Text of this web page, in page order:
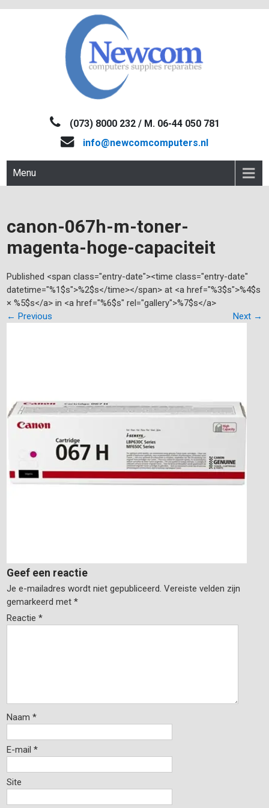
NEWCOM(073) 8000 232 / M. 06-44 050 781
info@newcomcomputers.nl
Menu
canon-067h-m-toner-
magenta-hoge-capaciteit
Published <span class="entry-date"><time class="entry-date"
datetime="%1$s">%2$s</time></span> at <a href="%3$s">%4$s
× %5$s</a> in <a href="%6$s" rel="gallery">%7$s</a>
← Previous Next →
Geef een reactie
Je e-mailadres wordt niet gepubliceerd. Vereiste velden zijn
gemarkeerd met*
Reactie*
Naam*
E-mail*
Site